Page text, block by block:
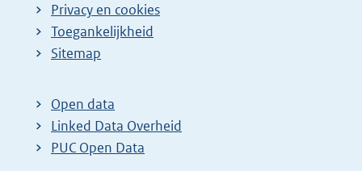
Privacy en cookies
Toegankelijkheid
Sitemap
Open data
Linked Data Overheid
PUC Open Data